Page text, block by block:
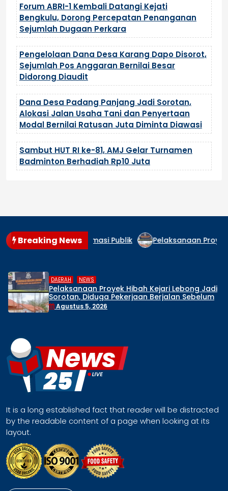
Forum ABRI-1 Kembali Datangi Kejati
Bengkulu, Dorong Percepatan Penanganan
Sejumlah Dugaan Perkara
Pengelolaan Dana Desa Karang Dapo Disorot,
Sejumlah Pos Anggaran Bernilai Besar
Didorong Diaudit
Dana Desa Padang Panjang Jadi Sorotan,
Alokasi Jalan Usaha Tani dan Penyertaan
Modal Bernilai Ratusan Juta Diminta Diawasi
Sambut HUT RI ke-81, AMJ Gelar Turnamen
Badminton Berhadiah Rp10 Juta
Breaking News
Publik Pelaksanaan Proyek Hibah Kejari Lebong
Lebong Jadi
Sebelum
Forum ABRI-1 Kembali
Bengkulu, Dorong
It is a long established fact that reader will be distracted
by the readable content of a page when looking at its
layout.